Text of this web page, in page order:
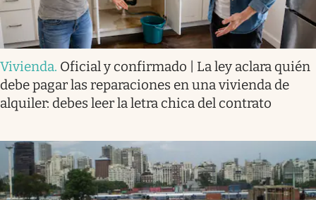
Vivienda. Oficial y confirmado | La ley aclara quién
debe pagar las reparaciones en una vivienda de
alquiler: debes leer la letra chica del contrato